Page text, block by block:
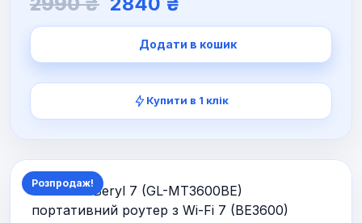
ціна:
2990 ₴.
ціна:
2840 ₴.
Додати в кошик
Купити в 1 клік
Розпродаж!